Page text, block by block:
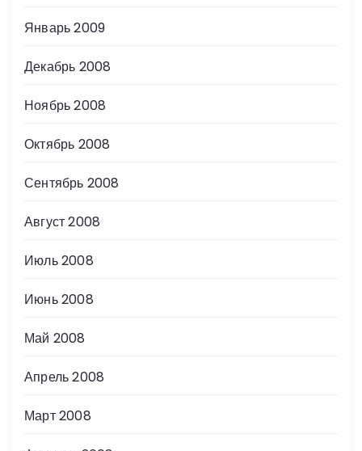
Январь 2009
Декабрь 2008
Ноябрь 2008
Октябрь 2008
Сентябрь 2008
Август 2008
Июль 2008
Июнь 2008
Май 2008
Апрель 2008
Март 2008